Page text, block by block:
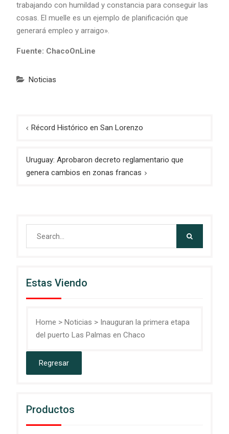
trabajando con humildad y constancia para conseguir las
cosas. El muelle es un ejemplo de planificación que
generará empleo y arraigo».
Fuente: ChacoOnLine
Noticias
Navegación
Récord Histórico en San Lorenzo
Uruguay: Aprobaron decreto reglamentario que
genera cambios en zonas francas
Estas Viendo
Home > Noticias > Inauguran la primera etapa
del puerto Las Palmas en Chaco
Productos